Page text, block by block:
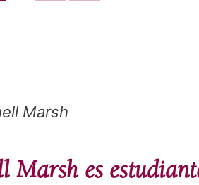
Marsh
Marsh es